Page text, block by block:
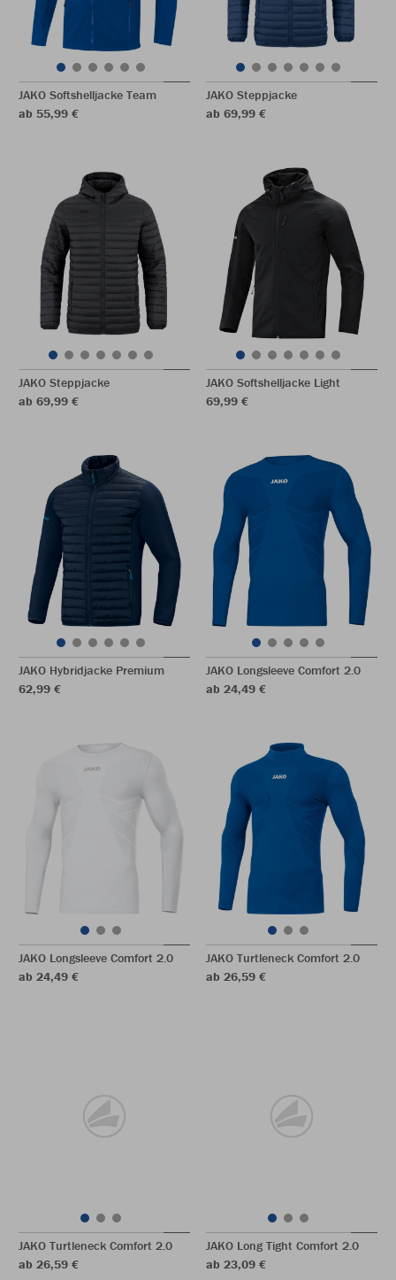
JAKO Softshelljacke Team
ab 55,99 €
JAKO Steppjacke
ab 69,99 €
JAKO Steppjacke
ab 69,99 €
JAKO Softshelljacke Light
69,99 €
JAKO Hybridjacke Premium
62,99 €
JAKO Longsleeve Comfort 2.0
ab 24,49 €
JAKO Longsleeve Comfort 2.0
ab 24,49 €
JAKO Turtleneck Comfort 2.0
ab 26,59 €
JAKO Turtleneck Comfort 2.0
ab 26,59 €
JAKO Long Tight Comfort 2.0
ab 23,09 €